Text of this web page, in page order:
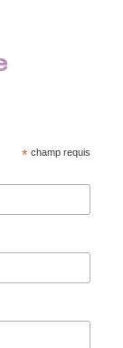
* champ requis